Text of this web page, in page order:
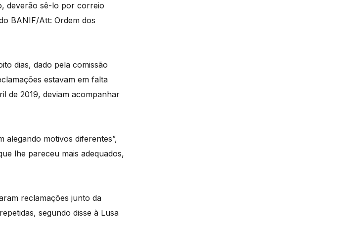
deverão sê-lo por correio
BANIF/Att: Ordem dos
dias, dado pela comissão
estavam em falta
de 2019, deviam acompanhar
motivos diferentes”,
lhe pareceu mais adequados,
reclamações junto da
segundo disse à Lusa